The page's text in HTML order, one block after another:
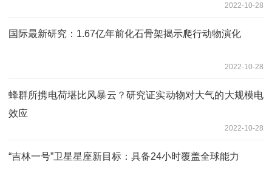
2022-10-28
国际最新研究：1.67亿年前化石骨架揭示爬行动物演化
2022-10-28
蜂群所携电荷堪比风暴云？研究证实动物对大气的大规模电
效应
2022-10-28
“吉林一号”卫星星座新目标：具备24小时覆盖全球能力